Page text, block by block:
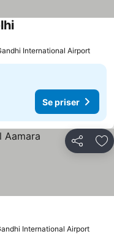
International Airport
Se priser
Del
International Airport